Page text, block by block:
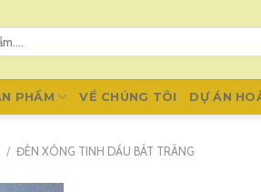
PHẨM VỀ CHÚNG TÔI DỰ ÁN
/ ĐÈN XÔNG TINH DẦU BÁT TRÀNG